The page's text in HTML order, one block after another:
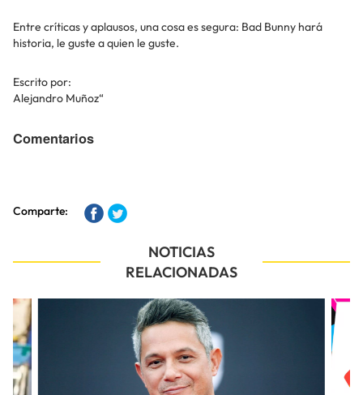
Entre críticas y aplausos, una cosa es segura: Bad Bunny hará
historia, le guste a quien le guste.
Escrito por:
Alejandro Muñoz“
Comentarios
Comparte:
NOTICIAS
RELACIONADAS